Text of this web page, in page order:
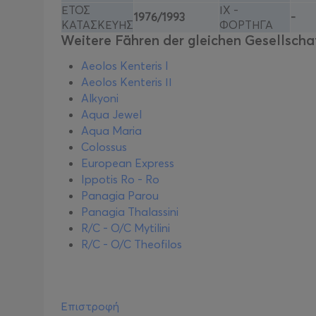
ΕΤΟΣ
ΚΑΤΑΣΚΕΥΗΣ
1976/1993
ΙΧ -
ΦΟΡΤΗΓΑ
-
Weitere Fähren der gleichen
Aeolos Kenteris I
Aeolos Kenteris ΙΙ
Alkyoni
Aqua Jewel
Aqua Maria
Colossus
European Express
Ippotis Ro - Ro
Panagia Parou
Panagia Thalassini
R/C - O/C Mytilini
R/C - O/C Theofilos
Επιστροφή